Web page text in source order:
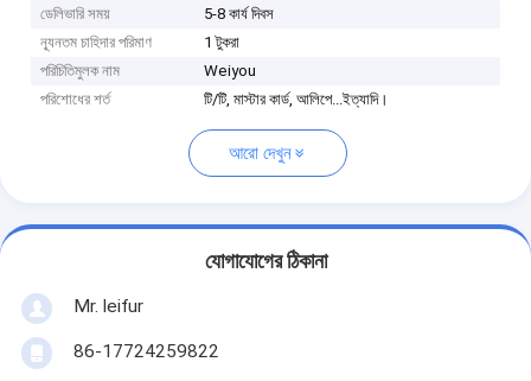
ডেলিভারি সময়
5-8 কার্য দিবস
ন্যূনতম চাহিদার পরিমাণ
1 টুকরা
পরিচিতিমুলক নাম
Weiyou
পরিশোধের শর্ত
টি/টি, মাস্টার কার্ড, আলিপে...ইত্যাদি।
আরো দেখুন
যোগাযোগের ঠিকানা
Mr. leifur
86-17724259822